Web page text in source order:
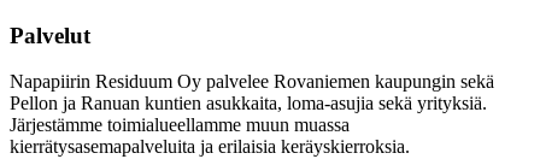
Palvelut
Napapiirin Residuum Oy palvelee Rovaniemen kaupungin sekä
Pellon ja Ranuan kuntien asukkaita, loma-asujia sekä yrityksiä.
Järjestämme toimialueellamme muun muassa
kierrätysasemapalveluita ja erilaisia keräyskierroksia.